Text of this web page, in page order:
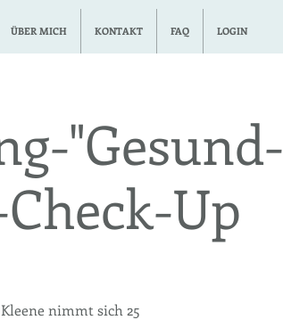
ÜBER MICH KONTAKT FAQ LOGIN
"Gesund-
Up
nimmt sich 25